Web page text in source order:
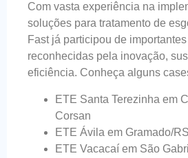
Com vasta experiência na
soluções para tratamento de
Fast já participou de
reconhecidas pela inovação,
eficiência. Conheça alguns
ETE Santa Terezinha em
Corsan
ETE Ávila em Gramado/
ETE Vacacaí em São